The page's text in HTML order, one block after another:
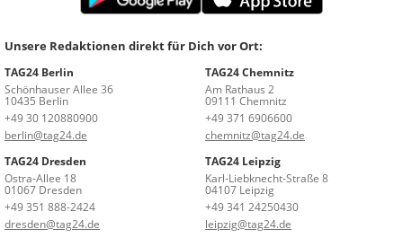
Unsere Redaktionen direkt für Dich vor Ort:
TAG24 Berlin
Schönhauser Allee 36
10435 Berlin
+49 30 120880900
berlin@tag24.de
TAG24 Chemnitz
Am Rathaus 2
09111 Chemnitz
+49 371 6906600
chemnitz@tag24.de
TAG24 Dresden
Ostra-Allee 18
01067 Dresden
+49 351 888-2424
dresden@tag24.de
TAG24 Leipzig
Karl-Liebknecht-Straße 8
04107 Leipzig
+49 341 24250430
leipzig@tag24.de